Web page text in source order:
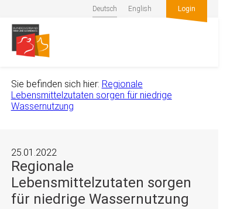
Deutsch English Login
Sie befinden sich hier: Regionale
Lebensmittelzutaten sorgen für niedrige
Wassernutzung
25.01.2022
Regionale
Lebensmittelzutaten sorgen
für niedrige Wassernutzung